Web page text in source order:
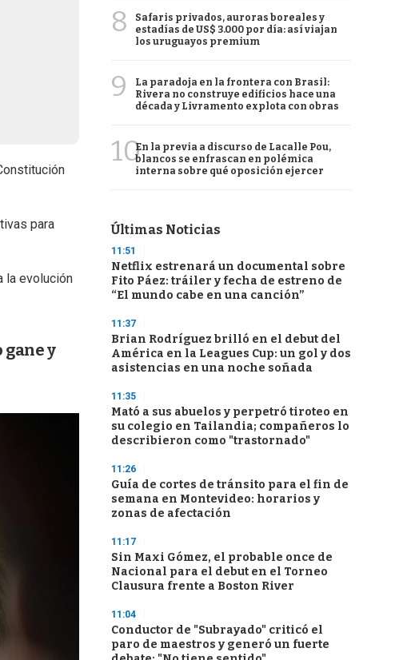
para
la evolución
gane y
8
Safaris privados, auroras boreales y
estadías de US$ 3.000 por día: así viajan
los uruguayos premium
9
La paradoja en la frontera con Brasil:
Rivera no construye edificios hace una
década y Livramento explota con obras
10En la previa a discurso de Lacalle Pou,
blancos se enfrascan en polémica
interna sobre qué oposición ejercer
Últimas Noticias
11:51
Netflix estrenará un documental sobre
Fito Páez: tráiler y fecha de estreno de
“El mundo cabe en una canción”
11:37
Brian Rodríguez brilló en el debut del
América en la Leagues Cup: un gol y dos
asistencias en una noche soñada
11:35
Mató a sus abuelos y perpetró tiroteo en
su colegio en Tailandia; compañeros lo
describieron como "trastornado"
11:26
Guía de cortes de tránsito para el fin de
semana en Montevideo: horarios y
zonas de afectación
11:17
Sin Maxi Gómez, el probable once de
Nacional para el debut en el Torneo
Clausura frente a Boston River
11:04
Conductor de "Subrayado" criticó el
paro de maestros y generó un fuerte